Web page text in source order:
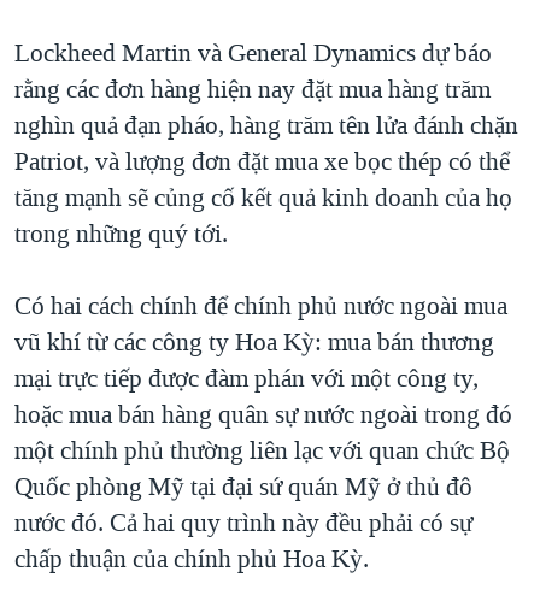
Lockheed Martin và General Dynamics dự báo
rằng các đơn hàng hiện nay đặt mua hàng trăm
nghìn quả đạn pháo, hàng trăm tên lửa đánh chặn
Patriot, và lượng đơn đặt mua xe bọc thép có thể
tăng mạnh sẽ củng cố kết quả kinh doanh của họ
trong những quý tới.
Có hai cách chính để chính phủ nước ngoài mua
vũ khí từ các công ty Hoa Kỳ: mua bán thương
mại trực tiếp được đàm phán với một công ty,
hoặc mua bán hàng quân sự nước ngoài trong đó
một chính phủ thường liên lạc với quan chức Bộ
Quốc phòng Mỹ tại đại sứ quán Mỹ ở thủ đô
nước đó. Cả hai quy trình này đều phải có sự
chấp thuận của chính phủ Hoa Kỳ.